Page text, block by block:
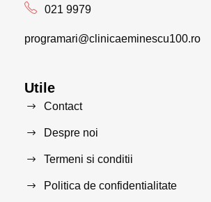
021 9979
programari@clinicaeminescu100.ro
Utile
Contact
Despre noi
Termeni si conditii
Politica de confidentialitate